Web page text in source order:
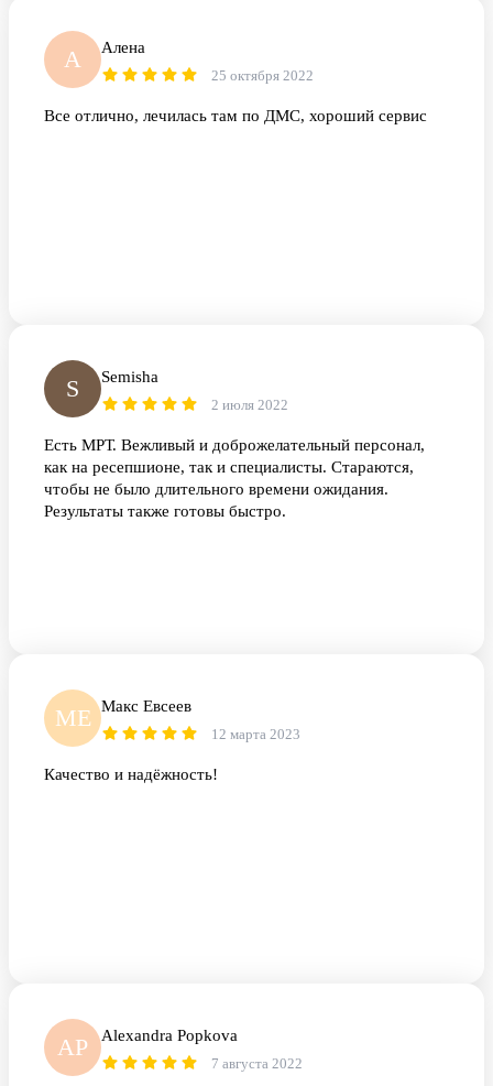
А Алена
25 октября 2022
Все отлично, лечилась там по ДМС, хороший сервис
S Semisha
2 июля 2022
Есть МРТ. Вежливый и доброжелательный персонал,
как на ресепшионе, так и специалисты. Стараются,
чтобы не было длительного времени ожидания.
Результаты также готовы быстро.
МЕ Макс Евсеев
12 марта 2023
Качество и надёжность!
AP Alexandra Popkova
7 августа 2022